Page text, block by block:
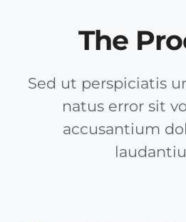
The
Sed ut perspiciatis
natus error sit
accusantium